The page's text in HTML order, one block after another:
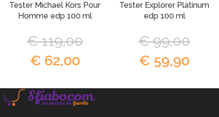
Tester Michael Kors Pour
Homme edp 100 ml
€119,00
€ 62,00
Tester Explorer Platinum
edp 100 ml
€99,00
€ 59,90